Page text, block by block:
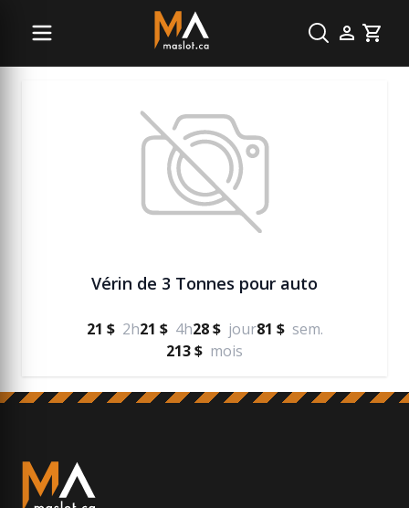
Cart
Manutention
Vérin de 3 Tonnes pour auto
21 $ 2h21 $ 4h28 $ jour81 $ sem.
213 $ mois